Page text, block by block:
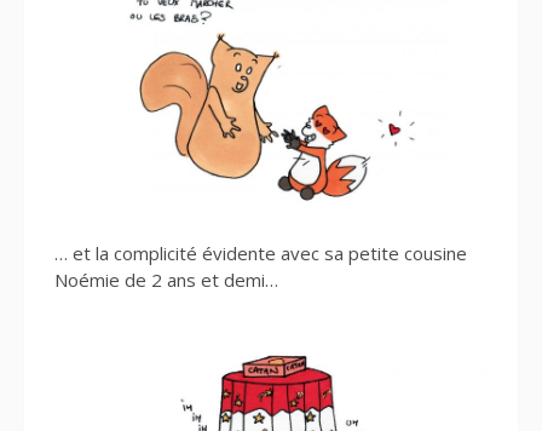
… et la complicité évidente avec sa petite cousine
Noémie de 2 ans et demi…